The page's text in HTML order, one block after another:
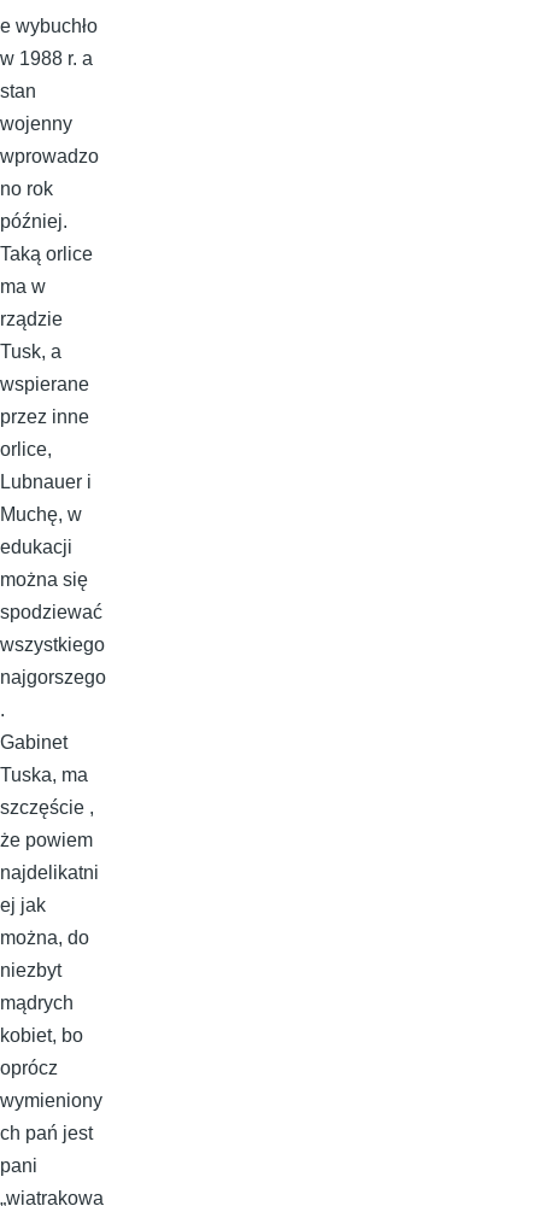
e wybuchło
w 1988 r. a
stan
wojenny
wprowadzo
no rok
później.
Taką orlice
ma w
rządzie
Tusk, a
wspierane
przez inne
orlice,
Lubnauer i
Muchę, w
edukacji
można się
spodziewać
wszystkiego
najgorszego
.
Gabinet
Tuska, ma
szczęście ,
że powiem
najdelikatni
ej jak
można, do
niezbyt
mądrych
kobiet, bo
oprócz
wymieniony
ch pań jest
pani
„wiatrakowa